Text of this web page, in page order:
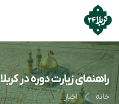
راهنمای زیارت دوره در
خانه اخبار